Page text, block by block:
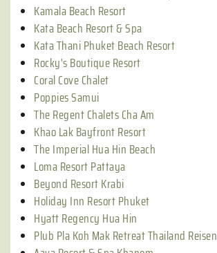
Kamala Beach Resort
Kata Beach Resort & Spa
Kata Thani Phuket Beach Resort
Rocky's Boutique Resort
Coral Cove Chalet
Poppies Samui
The Regent Chalets Cha Am
Khao Lak Bayfront Resort
The Imperial Hua Hin Beach
Loma Resort Pattaya
Beyond Resort Krabi
Holiday Inn Resort Phuket
Hyatt Regency Hua Hin
Plub Pla Koh Mak Retreat Thailand Reisen